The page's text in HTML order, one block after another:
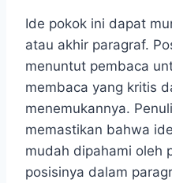
Ide pokok ini dapat
atau akhir paragraf.
menuntut pembaca
membaca yang kritis
menemukannya.
memastikan bahwa
mudah dipahami oleh
posisinya dalam